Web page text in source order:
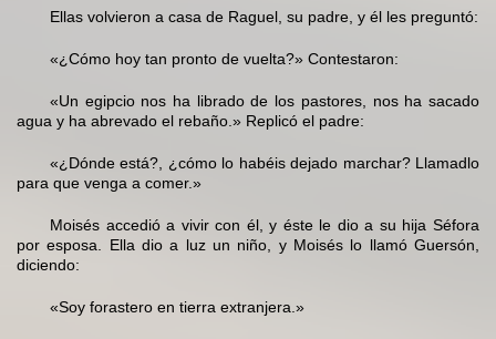
Ellas volvieron a casa de Raguel, su padre, y él les preguntó:
«¿Cómo hoy tan pronto de vuelta?» Contestaron:
«Un egipcio nos ha librado de los pastores, nos ha sacado
agua y ha abrevado el rebaño.» Replicó el padre:
«¿Dónde está?, ¿cómo lo habéis dejado marchar? Llamadlo
para que venga a comer.»
Moisés accedió a vivir con él, y éste le dio a su hija Séfora
por esposa. Ella dio a luz un niño, y Moisés lo llamó Guersón,
diciendo:
«Soy forastero en tierra extranjera.»